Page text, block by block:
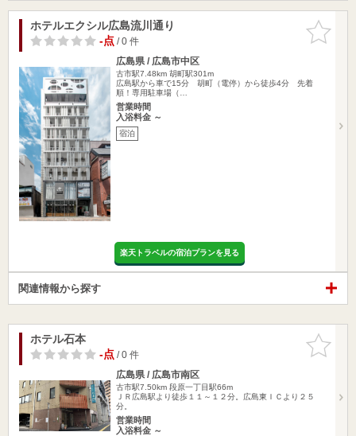
お気に入
りに追加
ホテルエクシル広島流川通り
-点/ 0 件
広島県 / 広島市中区
古市駅7.48km 胡町駅301m
広島駅から車で15分 胡町（電停）から徒歩4分 先着
順！専用駐車場（…
営業時間
入浴料金 ～
宿泊
楽天トラベルの宿泊プランを見る
関連情報から探す
お気に入
りに追加
ホテル石本
-点/ 0 件
広島県 / 広島市南区
古市駅7.50km 段原一丁目駅66m
ＪＲ広島駅より徒歩１１～１２分。広島東ＩＣより２５
分。
営業時間
入浴料金 ～